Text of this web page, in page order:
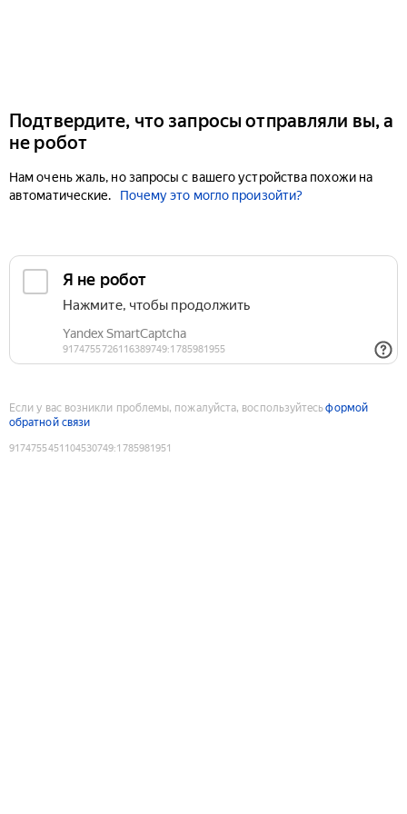
Подтвердите, что запросы отправляли вы, а
не робот
Нам очень жаль, но запросы с вашего устройства похожи на
автоматические.
Почему это могло произойти?
Если у вас возникли проблемы, пожалуйста, воспользуйтесьформой
обратной связи
9174755451104530749:1785981951